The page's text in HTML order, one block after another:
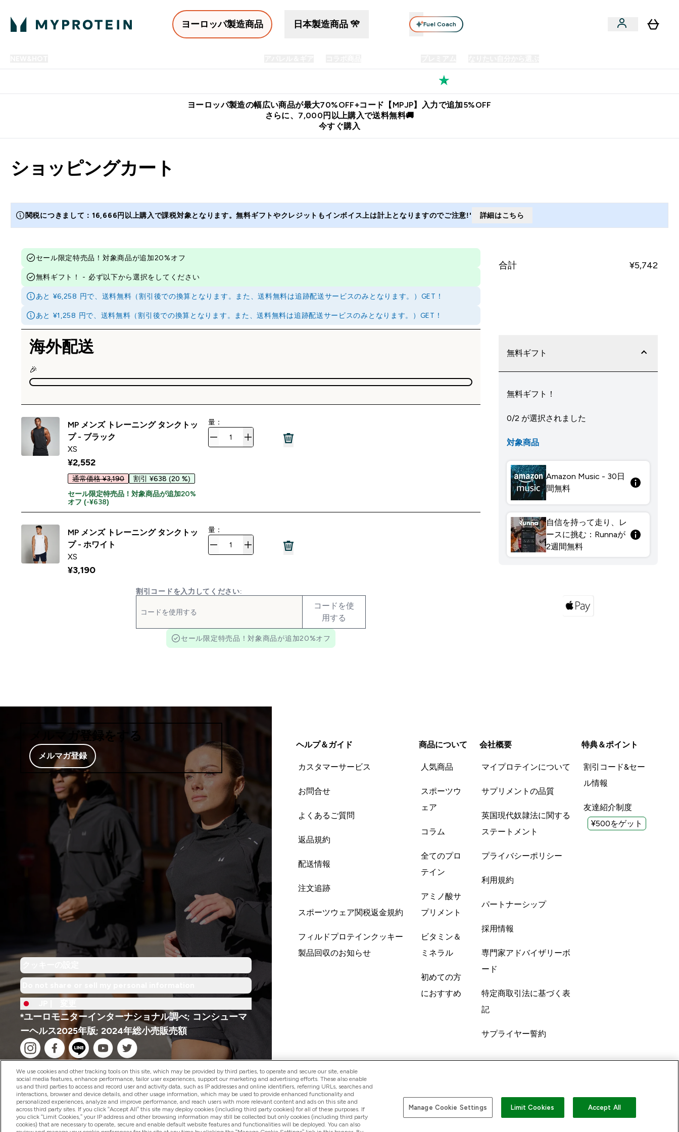
ヨーロッパ製造商品 日本製造商品 🎌 Fuel Coach
ヨーロッパ製造の幅広い商品が最大70%OFF+コード【MPJP】入力で追加5%OFF
さらに、7,000円以上購入で送料無料🚚
今すぐ購入
ショッピングカート
関税につきまして：16,666円以上購入で課税対象となります。無料ギフトやクレジットもインボイス上は計上となりますのでご注意!' 詳細はこちら
セール限定特売品！対象商品が追加20%オフ
無料ギフト！ - 必ず以下から選択をしてください
あと ¥6,258 円で、送料無料（割引後での換算となります。また、送料無料は追跡配送サービスのみとなります。）GET！
あと ¥1,258 円で、送料無料（割引後での換算となります。また、送料無料は追跡配送サービスのみとなります。）GET！
海外配送
🎉
MP メンズ トレーニング タンクトッ
プ - ブラック
XS
¥2,552‎
通常価格 ¥3,190 割引 ¥638 (20 %)
セール限定特売品！対象商品が追加20%
オフ (-¥638)
量：
MP メンズ トレーニング タンクトッ
プ - ホワイト
XS
¥3,190‎
量：
割引コードを入力してください:
コードを使
用する
セール限定特売品！対象商品が追加20%オフ
合計 ¥5,742‎
無料ギフト
無料ギフト！
0/2 が選択されました
対象商品
Amazon Music - 30日
間無料
自信を持って走り、レ
ースに挑む：Runnaが
2週間無料
メルマガ登録をする
メルマガ登録
*ユーロモニターインターナショナル調べ; コンシューマ
ーヘルス2025年版; 2024年総小売販売額
ヘルプ＆ガイド
カスタマーサービス
お問合せ
よくあるご質問
返品規約
配送情報
注文追跡
スポーツウェア関税返金規約
フィルドプロテインクッキー
製品回収のお知らせ
商品について
人気商品
スポーツウ
ェア
コラム
全てのプロ
テイン
アミノ酸サ
プリメント
ビタミン＆
ミネラル
初めての方
におすすめ
会社概要
マイプロテインについて
サプリメントの品質
英国現代奴隷法に関する
ステートメント
プライバシーポリシー
利用規約
パートナーシップ
採用情報
専門家アドバイザリーボ
ード
特定商取引法に基づく表
記
サプライヤー誓約
特典＆ポイント
割引コード&セー
ル情報
友達紹介制度
¥500をゲット
2026 The Hut.com Ltd Pay with
We use cookies and other tracking tools on this site, which may be provided by third parties, to operate and secure our site, enable
social media features, enhance performance, tailor user experiences, support our marketing and advertising efforts. These also enable
us and third parties to access and record user and activity data, such as IP addresses and online identifiers, referring URLs, searches and
interactions, browser and device details, and other usage information, which may be used to provide enhanced functionality and
personalized experiences, analyze and improve performance, and reach users with more relevant content and ads on this site and
across third party sites. If you click “Accept All” this site may deploy cookies (including third party cookies) for all of these purposes. If
you click “Limit Cookies,” your IP address and other browsing information may still be collected but only cookies (including third party
cookies) that are necessary to operate, secure and enable default website features and functionalities will be deployed. You can also
Manage Cookie Settings Limit Cookies Accept All